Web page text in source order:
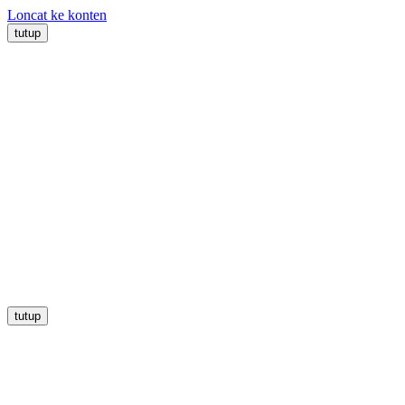
Loncat ke konten
tutup
tutup